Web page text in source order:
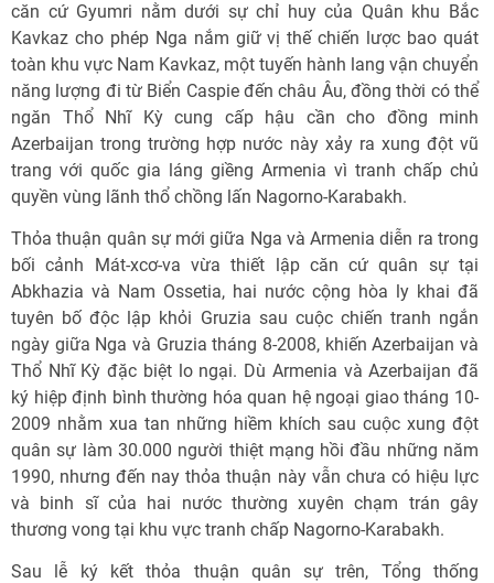
căn cứ Gyumri nằm dưới sự chỉ huy của Quân khu Bắc
Kavkaz cho phép Nga nắm giữ vị thế chiến lược bao quát
toàn khu vực Nam Kavkaz, một tuyến hành lang vận chuyển
năng lượng đi từ Biển Caspie đến châu Âu, đồng thời có thể
ngăn Thổ Nhĩ Kỳ cung cấp hậu cần cho đồng minh
Azerbaijan trong trường hợp nước này xảy ra xung đột vũ
trang với quốc gia láng giềng Armenia vì tranh chấp chủ
quyền vùng lãnh thổ chồng lấn Nagorno-Karabakh.
Thỏa thuận quân sự mới giữa Nga và Armenia diễn ra trong
bối cảnh Mát-xcơ-va vừa thiết lập căn cứ quân sự tại
Abkhazia và Nam Ossetia, hai nước cộng hòa ly khai đã
tuyên bố độc lập khỏi Gruzia sau cuộc chiến tranh ngắn
ngày giữa Nga và Gruzia tháng 8-2008, khiến Azerbaijan và
Thổ Nhĩ Kỳ đặc biệt lo ngại. Dù Armenia và Azerbaijan đã
ký hiệp định bình thường hóa quan hệ ngoại giao tháng 10-
2009 nhằm xua tan những hiềm khích sau cuộc xung đột
quân sự làm 30.000 người thiệt mạng hồi đầu những năm
1990, nhưng đến nay thỏa thuận này vẫn chưa có hiệu lực
và binh sĩ của hai nước thường xuyên chạm trán gây
thương vong tại khu vực tranh chấp Nagorno-Karabakh.
Sau lễ ký kết thỏa thuận quân sự trên, Tổng thống